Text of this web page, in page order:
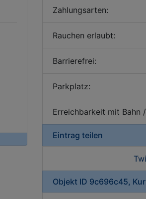
Zahlungsarten:
Rauchen erlaubt:
Barrierefrei:
Parkplatz:
Erreichbarkeit mit Bahn
Eintrag teilen
Objekt ID 9c696c45,